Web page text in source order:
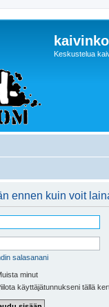
Keskustelua
ennen kuin voit
salasanani
minut
käyttäjätunnukseni tällä